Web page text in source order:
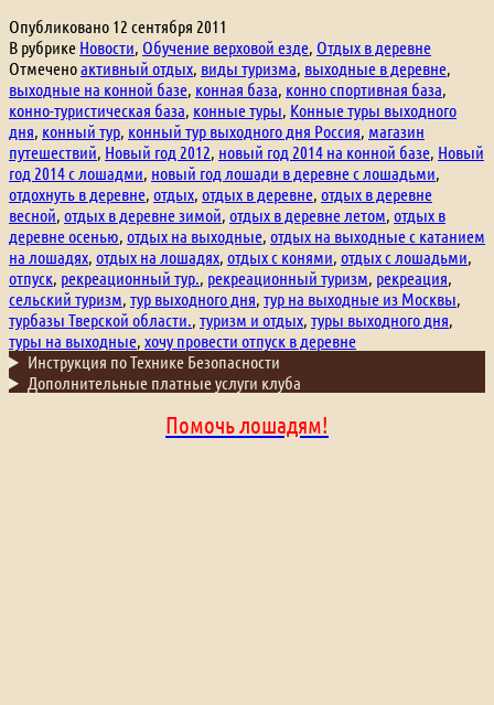
Опубликовано 12 сентября 2011
В рубрике Новости, Обучение верховой езде, Отдых в деревне
Отмеченоактивный отдых, виды туризма, выходные в деревне,
выходные на конной базе, конная база, конно спортивная база,
конно-туристическая база, конные туры, Конные туры выходного
дня, конный тур, конный тур выходного дня Россия, магазин
путешествий, Новый год 2012, новый год 2014 на конной базе, Новый
год 2014 с лошадми, новый год лошади в деревне с лошадьми,
отдохнуть в деревне, отдых, отдых в деревне, отдых в деревне
весной, отдых в деревне зимой, отдых в деревне летом, отдых в
деревне осенью, отдых на выходные, отдых на выходные с катанием
на лошадях, отдых на лошадях, отдых с конями, отдых с лошадьми,
отпуск, рекреационный тур., рекреационный туризм, рекреация,
сельский туризм, тур выходного дня, тур на выходные из Москвы,
турбазы Тверской области., туризм и отдых, туры выходного дня,
туры на выходные, хочу провести отпуск в деревне
Инструкция по Технике Безопасности
Дополнительные платные услуги клуба
Помочь лошадям!